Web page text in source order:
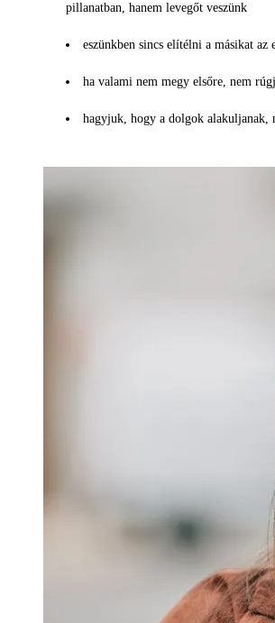
pillanatban, hanem levegőt veszünk
eszünkben sincs elítélni a másikat az
ha valami nem megy elsőre, nem
hagyjuk, hogy a dolgok alakuljanak,